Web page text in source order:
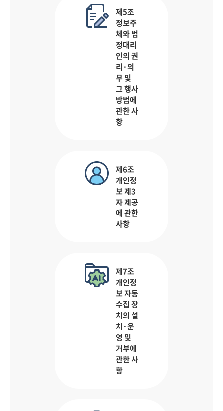
제5조
정보주
체와 법
정대리
인의 권
리·의
무 및
그 행사
방법에
관한 사
항
제6조
개인정
보 제3
자 제공
에 관한
사항
제7조
개인정
보 자동
수집 장
치의 설
치·운
영 및
거부에
관한 사
항